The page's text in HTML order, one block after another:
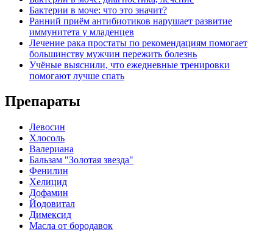
Бактерии в моче: что это значит?
Ранний приём антибиотиков нарушает развитие
иммунитета у младенцев
Лечение рака простаты по рекомендациям помогает
большинству мужчин пережить болезнь
Учёные выяснили, что ежедневные тренировки
помогают лучше спать
Препараты
Левосин
Хлосоль
Валериана
Бальзам "Золотая звезда"
Фенилин
Хелицид
Дофамин
Йодовитал
Димексид
Масла от бородавок